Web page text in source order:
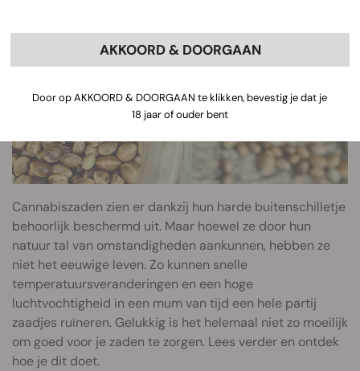
Cannabiszaden zien er dankzij hun harde buitenschilletje
behoorlijk beschermd uit. Maar hoewel ze door hun
natuur tal van omstandigheden aankunnen, hebben ze
niet het eeuwige leven. Zo kunnen snelle
temperatuursveranderingen en een hoge
luchtvochtigheid in een mum van tijd een hele partij
zaadjes ruïneren. Gelukkig is het helemaal niet zo moeilijk
om goed voor je zaden te zorgen. Lees verder en ontdek
hoe je dit doet.
AKKOORD & DOORGAAN
Door op AKKOORD & DOORGAAN te klikken, bevestig je dat je
18 jaar of ouder bent